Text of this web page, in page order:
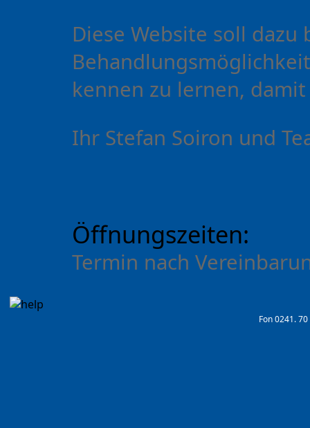
Diese Website soll
kennen zu lernen,
Ihr Stefan Soiron und
Öffnungszeiten:
Termin nach
Fon 0241.